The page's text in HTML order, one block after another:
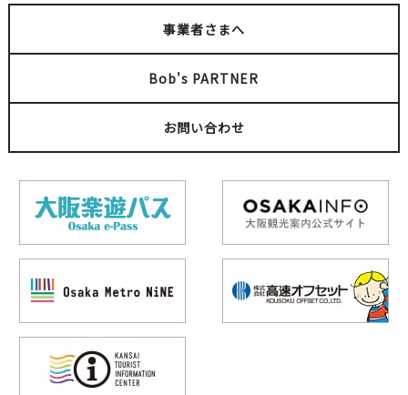
事業者さまへ
Bob's PARTNER
お問い合わせ